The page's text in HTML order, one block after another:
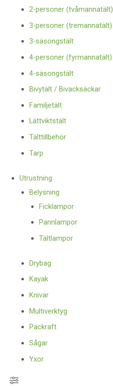
2-personer (tvåmannatält)
3-personer (tremannatält)
3-säsongstält
4-personer (fyrmannatält)
4-säsongstält
Bivytält / Bivacksäckar
Familjetält
Lättviktstält
Tälttillbehör
Tarp
Utrustning
Belysning
Ficklampor
Pannlampor
Tältlampor
Drybag
Kayak
Knivar
Multiverktyg
Packraft
Sågar
Yxor